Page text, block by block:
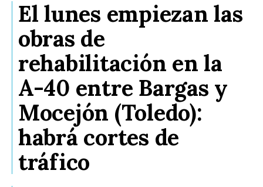
El lunes empiezan las
obras de
rehabilitación en la
A-40 entre Bargas y
Mocejón (Toledo):
habrá cortes de
tráfico